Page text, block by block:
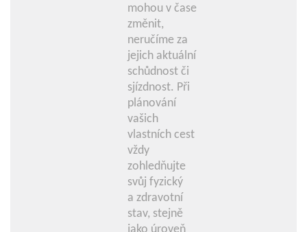
mohou v čase
změnit,
neručíme za
jejich aktuální
schůdnost či
sjízdnost. Při
plánování
vašich
vlastních cest
vždy
zohledňujte
svůj fyzický
a zdravotní
stav, stejně